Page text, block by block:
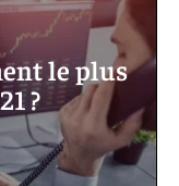
le plus
?